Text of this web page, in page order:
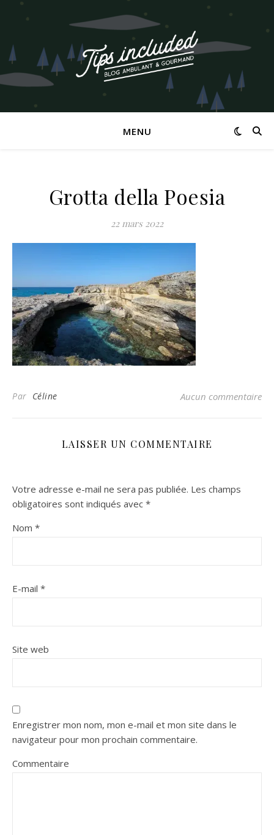
MENU
Grotta della Poesia
22 mars 2022
Par Céline Aucun commentaire
LAISSER UN COMMENTAIRE
Votre adresse e-mail ne sera pas publiée. Les champs
obligatoires sont indiqués avec *
Nom *
E-mail *
Site web
Enregistrer mon nom, mon e-mail et mon site dans le
navigateur pour mon prochain commentaire.
Commentaire